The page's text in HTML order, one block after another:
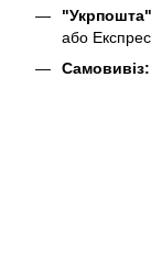
"Укрпошта"
або
Самовивіз: